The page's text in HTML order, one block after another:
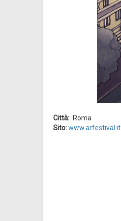
Città
Roma
Sito:www.arfestival.it